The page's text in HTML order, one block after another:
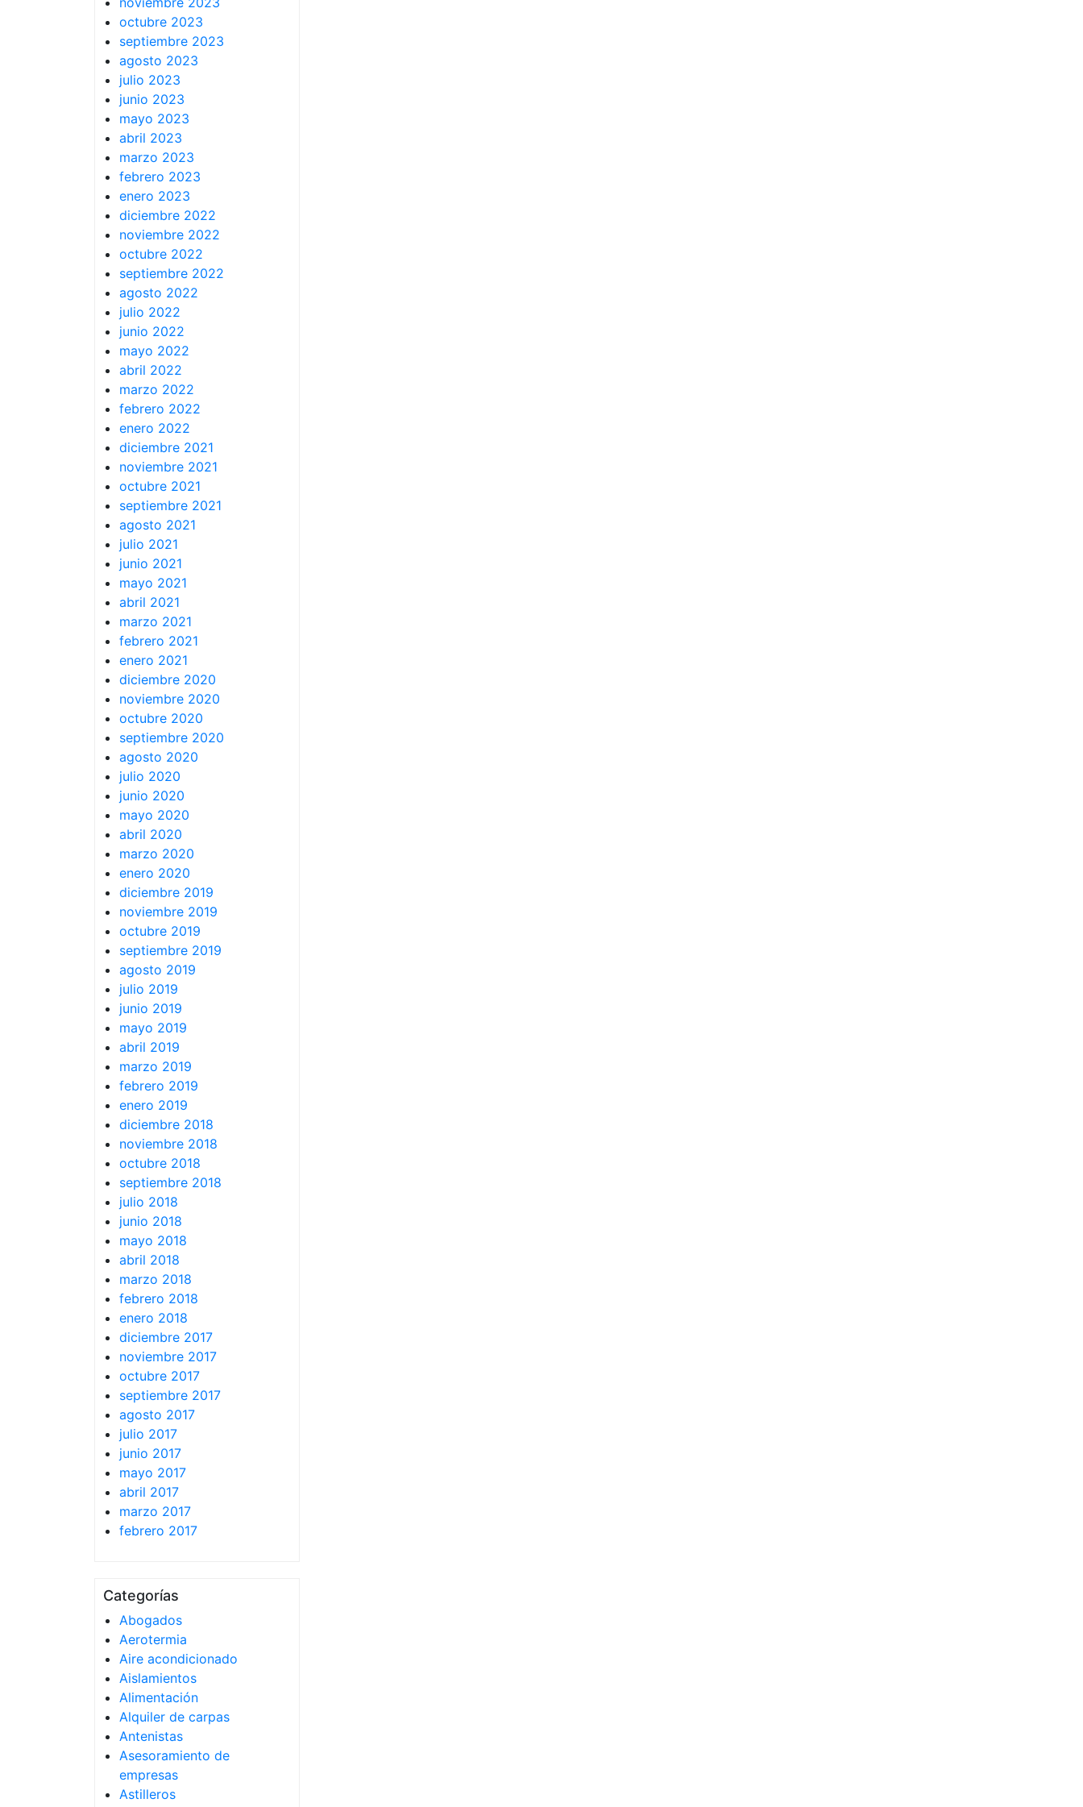
octubre 2023
septiembre 2023
agosto 2023
julio 2023
junio 2023
mayo 2023
abril 2023
marzo 2023
febrero 2023
enero 2023
diciembre 2022
noviembre 2022
octubre 2022
septiembre 2022
agosto 2022
julio 2022
junio 2022
mayo 2022
abril 2022
marzo 2022
febrero 2022
enero 2022
diciembre 2021
noviembre 2021
octubre 2021
septiembre 2021
agosto 2021
julio 2021
junio 2021
mayo 2021
abril 2021
marzo 2021
febrero 2021
enero 2021
diciembre 2020
noviembre 2020
octubre 2020
septiembre 2020
agosto 2020
julio 2020
junio 2020
mayo 2020
abril 2020
marzo 2020
enero 2020
diciembre 2019
noviembre 2019
octubre 2019
septiembre 2019
agosto 2019
julio 2019
junio 2019
mayo 2019
abril 2019
marzo 2019
febrero 2019
enero 2019
diciembre 2018
noviembre 2018
octubre 2018
septiembre 2018
julio 2018
junio 2018
mayo 2018
abril 2018
marzo 2018
febrero 2018
enero 2018
diciembre 2017
noviembre 2017
octubre 2017
septiembre 2017
agosto 2017
julio 2017
junio 2017
mayo 2017
abril 2017
marzo 2017
febrero 2017
Categorías
Abogados
Aerotermia
Aire acondicionado
Aislamientos
Alimentación
Alquiler de carpas
Antenistas
Asesoramiento de
empresas
Astilleros